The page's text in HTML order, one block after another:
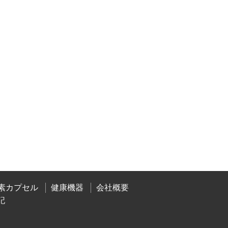
カプセル 健康機器
会社概要